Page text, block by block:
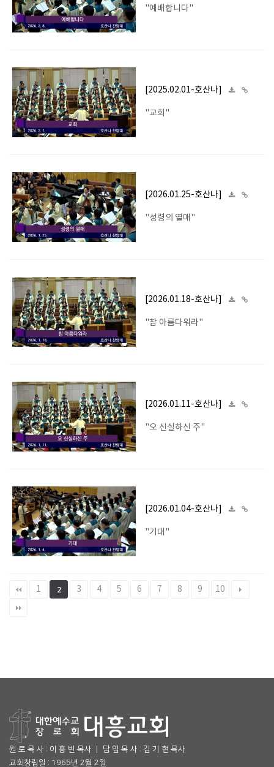
"예배합니다"
[2025.02.01-호산나]
"교회"
[2026.01.25-호산나]
"성령의 열매"
[2026.01.18-호산나]
"참 아름다워라"
[2026.01.11-호산나]
"오 신실하신 주"
[2026.01.04-호산나]
"기대"
1 2 3 4 5 6 7 8 9 10
원 로 목 사 : 이 흥 빈 목사 ㅣ 담 임 목 사 : 김 기 현 목사
교회창립일 : 1965년 2월 2일